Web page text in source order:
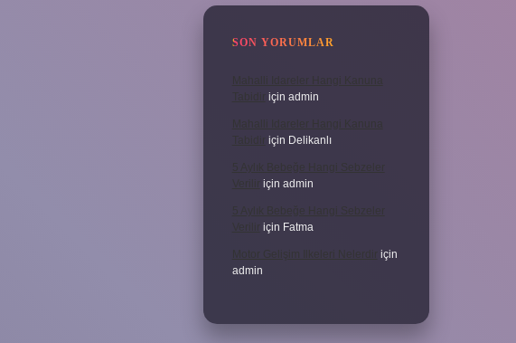
SON YORUMLAR
Mahalli Idareler Hangi Kanuna
Tabidir için admin
Mahalli Idareler Hangi Kanuna
Tabidir için Delikanlı
5 Aylık Bebeğe Hangi Sebzeler
Verilir için admin
5 Aylık Bebeğe Hangi Sebzeler
Verilir için Fatma
Motor Gelişim Ilkeleri Nelerdir için
admin